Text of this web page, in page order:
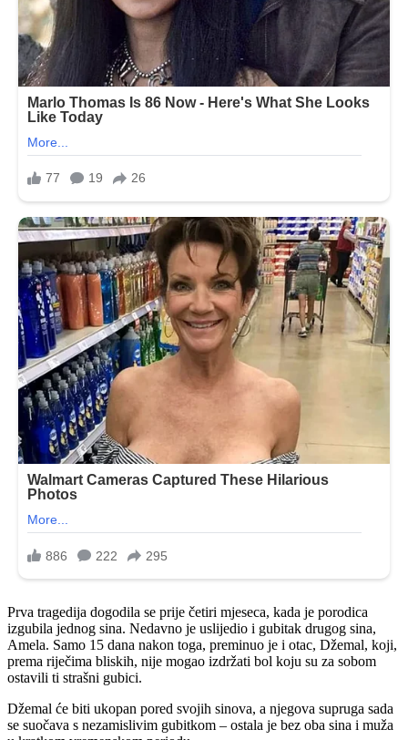
Prva tragedija dogodila se prije četiri mjeseca, kada je porodica
izgubila jednog sina. Nedavno je uslijedio i gubitak drugog sina,
Amela. Samo 15 dana nakon toga, preminuo je i otac, Džemal, koji,
prema riječima bliskih, nije mogao izdržati bol koju su za sobom
ostavili ti strašni gubici.
Džemal će biti ukopan pored svojih sinova, a njegova supruga sada
se suočava s nezamislivim gubitkom – ostala je bez oba sina i muža